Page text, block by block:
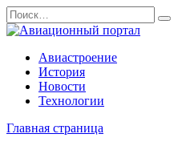
Перейти
к
содержанию
Search
for:
Авиастроение
История
Новости
Технологии
Главная страница